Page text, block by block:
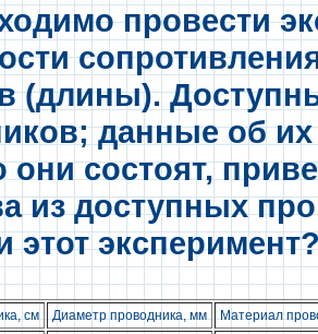
провести
(длины).
данные об
они состоят,
из доступных
этот
см Диаметр проводника, мм
Материал